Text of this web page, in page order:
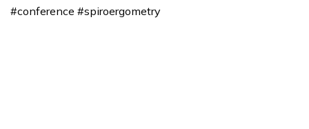
#conference #spiroergometry